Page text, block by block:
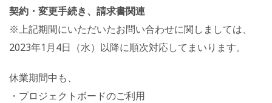
契約・変更手続き、請求書関連
※上記期間にいただいたお問い合わせに関しましては、
2023年1月4日（水）以降に順次対応してまいります。
休業期間中も、
・プロジェクトボードのご利用